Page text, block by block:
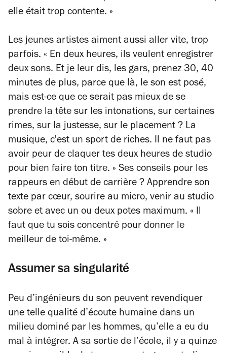
elle était trop contente. »
Les jeunes artistes aiment aussi aller vite, trop
parfois. « En deux heures, ils veulent enregistrer
deux sons. Et je leur dis, les gars, prenez 30, 40
minutes de plus, parce que là, le son est posé,
mais est-ce que ce serait pas mieux de se
prendre la tête sur les intonations, sur certaines
rimes, sur la justesse, sur le placement ? La
musique, c'est un sport de riches. Il ne faut pas
avoir peur de claquer tes deux heures de studio
pour bien faire ton titre. » Ses conseils pour les
rappeurs en début de carrière ? Apprendre son
texte par cœur, sourire au micro, venir au studio
sobre et avec un ou deux potes maximum. « Il
faut que tu sois concentré pour donner le
meilleur de toi-même. »
Assumer sa singularité
Peu d’ingénieurs du son peuvent revendiquer
une telle qualité d’écoute humaine dans un
milieu dominé par les hommes, qu’elle a eu du
mal à intégrer. A sa sortie de l’école, il y a quinze